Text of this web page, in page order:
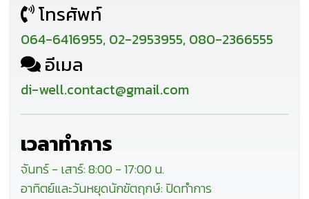
โทรศัพท์
064-6416955, 02-2953955, 080-2366555
อีเมล
di-well.contact@gmail.com
เวลาทำการ
จันทร์ - เสาร์: 8:00 - 17:00 น.
อาทิตย์และวันหยุดนักขัตฤกษ์: ปิดทำการ